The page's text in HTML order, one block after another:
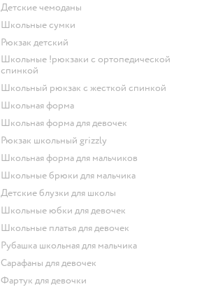
Детские чемоданы
Школьные сумки
Рюкзак детский
Школьные !рюкзаки с ортопедической
спинкой
Школьный рюкзак с жесткой спинкой
Школьная форма
Школьная форма для девочек
Рюкзак школьный grizzly
Школьная форма для мальчиков
Школьные брюки для мальчика
Детские блузки для школы
Школьные юбки для девочек
Школьные платья для девочек
Рубашка школьная для мальчика
Сарафаны для девочек
Фартук для девочки